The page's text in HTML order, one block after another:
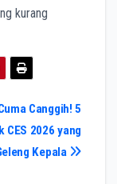
kurang
Canggih! 5
CES 2026 yang
Kepala